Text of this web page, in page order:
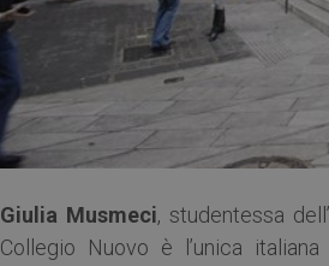
Giulia Musmeci, studentessa
Collegio Nuovo è l’unica